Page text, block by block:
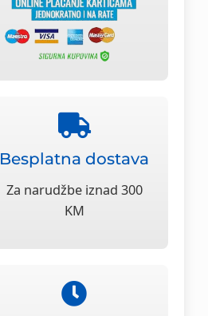
Besplatna dostava
Za narudžbe iznad 300
KM